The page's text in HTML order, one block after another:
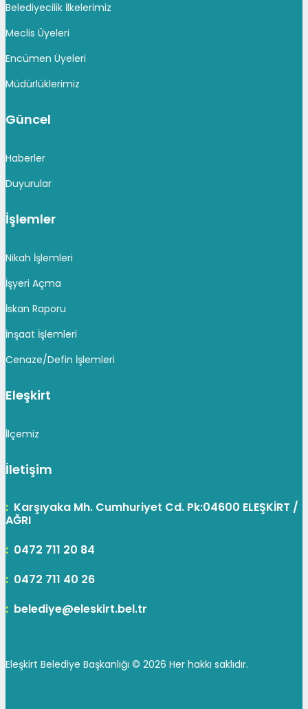
Belediyecilik İlkelerimiz
Meclis Üyeleri
Encümen Üyeleri
Müdürlüklerimiz
Güncel
Haberler
Duyurular
İşlemler
Nikah İşlemleri
İşyeri Açma
İskan Raporu
İnşaat İşlemleri
Cenaze/Defin İşlemleri
Eleşkirt
İlçemiz
İletişim
: Karşıyaka Mh. Cumhuriyet Cd. Pk:04600 ELEŞKİRT /
AĞRI
: 0472 711 20 84
: 0472 711 40 26
: belediye@eleskirt.bel.tr
Eleşkirt Belediye Başkanlığı © 2026 Her hakkı saklıdır.